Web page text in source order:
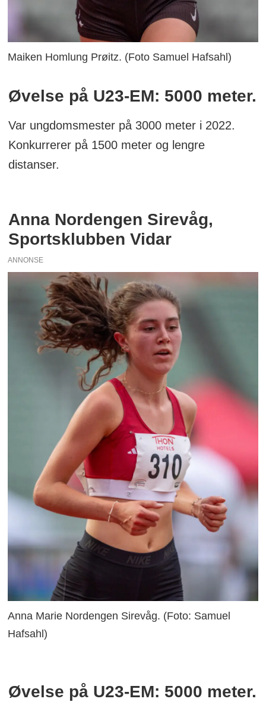
Maiken Homlung Prøitz. (Foto Samuel Hafsahl)
Øvelse på U23-EM: 5000 meter.
Var ungdomsmester på 3000 meter i 2022.
Konkurrerer på 1500 meter og lengre
distanser.
Anna Nordengen Sirevåg,
Sportsklubben Vidar
ANNONSE
Anna Marie Nordengen Sirevåg. (Foto: Samuel
Hafsahl)
Øvelse på U23-EM: 5000 meter.